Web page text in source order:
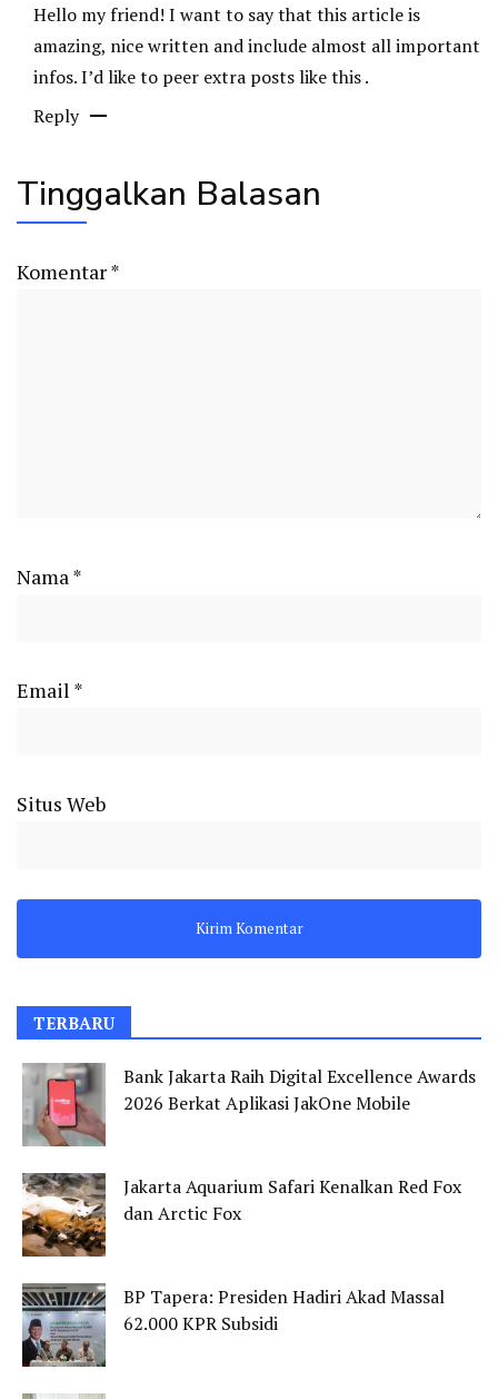
Hello my friend! I want to say that this article is
amazing, nice written and include almost all important
infos. I’d like to peer extra posts like this .
Reply
Tinggalkan Balasan
Komentar*
Nama*
Email *
Situs Web
TERBARU
Bank Jakarta Raih Digital Excellence Awards
2026 Berkat Aplikasi JakOne Mobile
Jakarta Aquarium Safari Kenalkan Red Fox
dan Arctic Fox
BP Tapera: Presiden Hadiri Akad Massal
62.000 KPR Subsidi